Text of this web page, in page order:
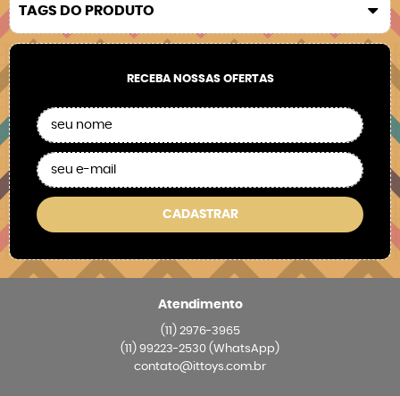
TAGS DO PRODUTO
RECEBA NOSSAS OFERTAS
CADASTRAR
Atendimento
(11)2976-3965
(11) 99223-2530 (WhatsApp)
contato@ittoys.com.br